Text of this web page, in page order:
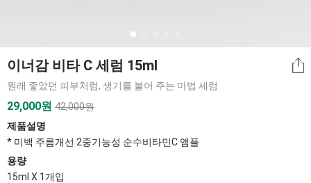
이너감 비타 C 세럼 15ml
원래 좋았던 피부처럼, 생기를 불어 주는 마법 세럼
29,000원 42,000원
제품설명
* 미백 주름개선 2중기능성 순수비타민C 앰플
용량
15ml X 1개입